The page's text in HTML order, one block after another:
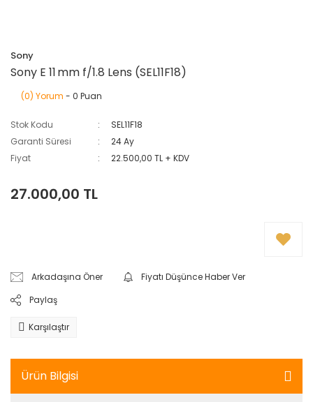
Sony
Sony E 11 mm f/1.8 Lens (SEL11F18)
(0) Yorum - 0 Puan
Stok Kodu
SEL11F18
Garanti Süresi
24 Ay
Fiyat
22.500,00 TL + KDV
27.000,00 TL
Arkadaşına Öner
Fiyatı Düşünce Haber Ver
Paylaş
Karşılaştır
Ürün Bilgisi